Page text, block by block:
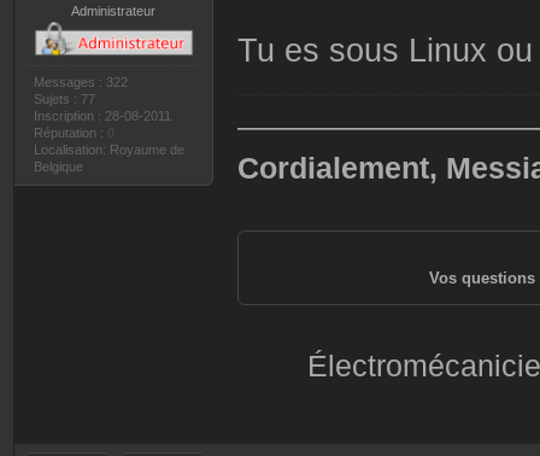
Administrateur
Messages : 322
Sujets : 77
Inscription : 28-08-2011
Réputation :
Localisation: Royaume de
Belgique
Tu es sous Linux
Cordialement,
Vos questions